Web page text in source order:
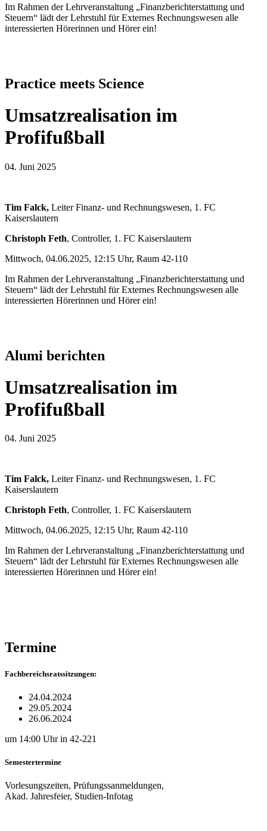
Im Rahmen der Lehrveranstaltung „Finanzberichterstattung und
Steuern“ lädt der Lehrstuhl für Externes Rechnungswesen alle
interessierten Hörerinnen und Hörer ein!
Practice meets Science
Umsatzrealisation im
Profifußball
04. Juni 2025
Tim Falck, Leiter Finanz- und Rechnungswesen, 1. FC
Kaiserslautern
Christoph Feth, Controller, 1. FC Kaiserslautern
Mittwoch, 04.06.2025, 12:15 Uhr, Raum 42-110
Im Rahmen der Lehrveranstaltung „Finanzberichterstattung und
Steuern“ lädt der Lehrstuhl für Externes Rechnungswesen alle
interessierten Hörerinnen und Hörer ein!
Alumi berichten
Umsatzrealisation im
Profifußball
04. Juni 2025
Tim Falck, Leiter Finanz- und Rechnungswesen, 1. FC
Kaiserslautern
Christoph Feth, Controller, 1. FC Kaiserslautern
Mittwoch, 04.06.2025, 12:15 Uhr, Raum 42-110
Im Rahmen der Lehrveranstaltung „Finanzberichterstattung und
Steuern“ lädt der Lehrstuhl für Externes Rechnungswesen alle
interessierten Hörerinnen und Hörer ein!
Termine
Fachbereichsratssitzungen:
24.04.2024
29.05.2024
26.06.2024
um 14:00 Uhr in 42-221
Semestertermine
Vorlesungszeiten, Prüfungssanmeldungen,
Akad. Jahresfeier, Studien-Infotag